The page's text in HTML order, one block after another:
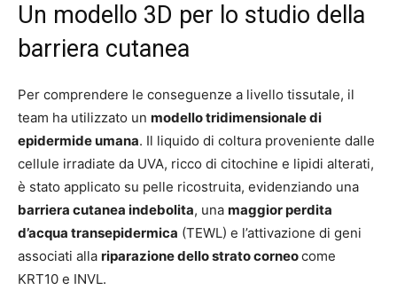
Un modello 3D per lo studio della
barriera cutanea
Per comprendere le conseguenze a livello tissutale, il
team ha utilizzato un modello tridimensionale di
epidermide umana. Il liquido di coltura proveniente dalle
cellule irradiate da UVA, ricco di citochine e lipidi alterati,
è stato applicato su pelle ricostruita, evidenziando una
barriera cutanea indebolita, una maggior perdita
d’acqua transepidermica (TEWL) e l’attivazione di geni
associati alla riparazione dello strato corneocome
KRT10 e INVL.